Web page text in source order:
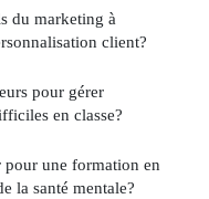
du marketing à
client?
pour gérer
en classe?
pour une formation en
la santé mentale?